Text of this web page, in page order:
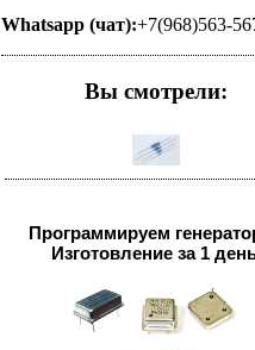
Whatsapp (чат):+7(968)563-
Вы смотрели:
Программируем
Изготовление за 1